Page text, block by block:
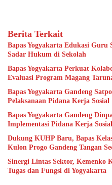
Berita Terkait
Bapas Yogyakarta Edukasi Guru
Sadar Hukum di Sekolah
Bapas Yogyakarta Perkuat
Evaluasi Program Magang
Bapas Yogyakarta Gandeng
Pelaksanaan Pidana Kerja Sosial
Bapas Yogyakarta Gandeng
Implementasi Pidana Kerja
Dukung KUHP Baru, Bapas
Kulon Progo Gandeng Tangan
Sinergi Lintas Sektor, Kemenko
Tugas dan Fungsi di Yogyakarta